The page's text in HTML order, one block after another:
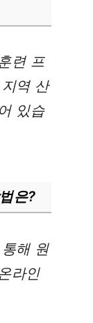
련 프
역 산
있습
은?
해 원
라인